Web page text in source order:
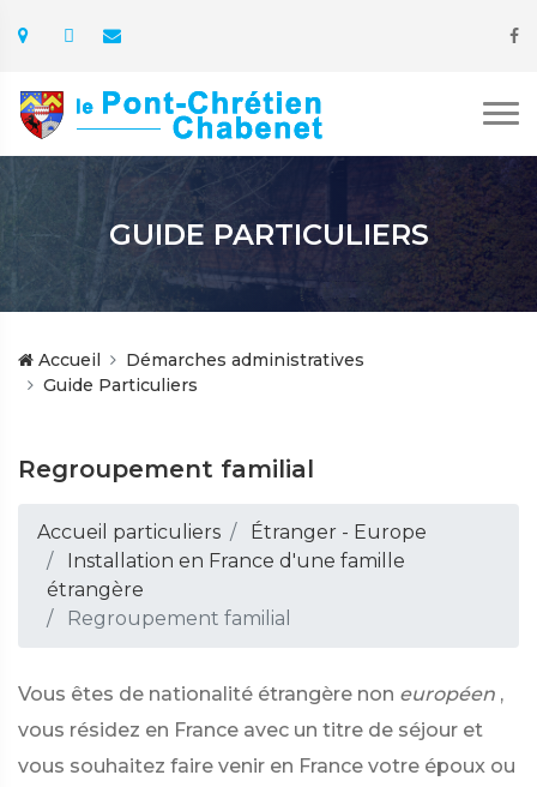
GUIDE PARTICULIERS
Accueil
Démarches administratives
Guide Particuliers
Regroupement familial
Accueil particuliers
Étranger - Europe
Installation en France d'une famille
étrangère
Regroupement familial
Vous êtes de nationalité étrangère non européen ,
vous résidez en France avec un titre de séjour et
vous souhaitez faire venir en France votre époux ou